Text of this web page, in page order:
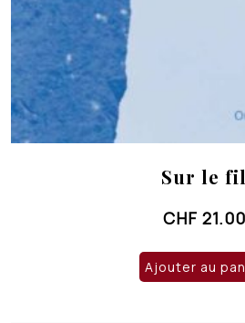
Sur le fil
CHF 21.00
Ajouter au